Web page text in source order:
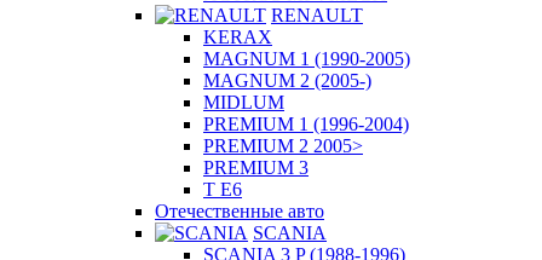
RENAULT
KERAX
MAGNUM 1 (1990-2005)
MAGNUM 2 (2005-)
MIDLUM
PREMIUM 1 (1996-2004)
PREMIUM 2 2005>
PREMIUM 3
T E6
Отечественные авто
SCANIA
SCANIA 3 P (1988-1996)